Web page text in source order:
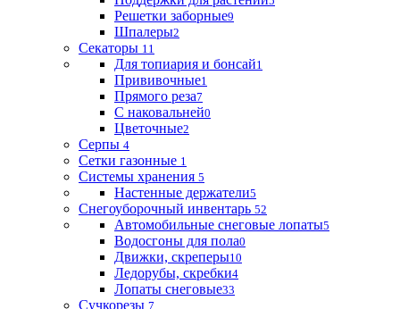
Решетки заборные9
Шпалеры2
Секаторы 11
Для топиария и бонсай1
Прививочные1
Прямого реза7
С наковальней0
Цветочные2
Серпы 4
Сетки газонные 1
Системы хранения 5
Настенные держатели5
Снегоуборочный инвентарь 52
Автомобильные снеговые лопаты5
Водосгоны для пола0
Движки, скреперы10
Ледорубы, скребки4
Лопаты снеговые33
Сучкорезы 7